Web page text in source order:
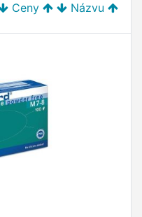
Ceny Názvu